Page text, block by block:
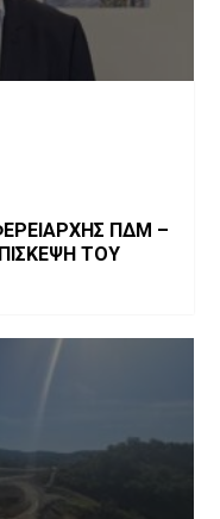
ΠΔΜ –
ΤΟΥ